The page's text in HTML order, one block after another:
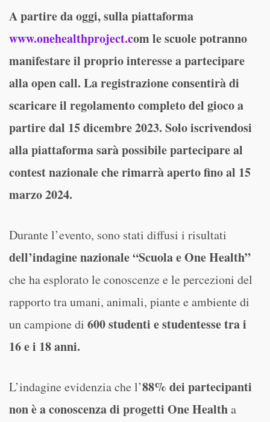
A partire da oggi, sulla piattaforma
www.onehealthproject.com le scuole potranno
manifestare il proprio interesse a partecipare
alla open call. La registrazione consentirà di
scaricare il regolamento completo del gioco a
partire dal 15 dicembre 2023. Solo iscrivendosi
alla piattaforma sarà possibile partecipare al
contest nazionale che rimarrà aperto fino al 15
marzo 2024.
Durante l’evento, sono stati diffusi i risultati
dell’indagine nazionale “Scuola e One Health”
che ha esplorato le conoscenze e le percezioni del
rapporto tra umani, animali, piante e ambiente di
un campione di 600 studenti e studentesse tra i
16 e i 18 anni.
L’indagine evidenzia che l’88% dei partecipanti
non è a conoscenza di progetti One Healtha